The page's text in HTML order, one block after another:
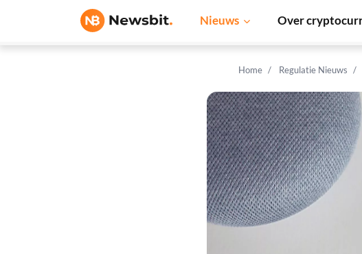
Nieuws Over
Home Regulatie Nieuws